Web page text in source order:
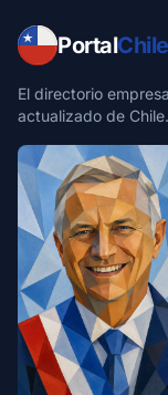
PortalChile
El directorio
actualizado de Chile.